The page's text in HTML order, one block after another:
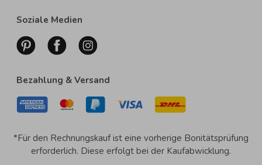
Soziale Medien
Bezahlung & Versand
*Für den Rechnungskauf ist eine vorherige Bonitätsprüfung
erforderlich. Diese erfolgt bei der Kaufabwicklung.